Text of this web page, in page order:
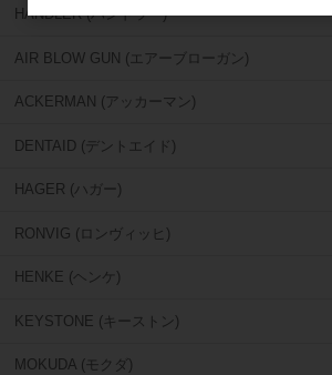
HANDLER (ハンドラー)
AIR BLOW GUN (エアーブローガン)
ACKERMAN (アッカーマン)
DENTAID (デントエイド)
HAGER (ハガー)
RONVIG (ロンヴィッヒ)
HENKE (ヘンケ)
KEYSTONE (キーストン)
MOKUDA (モクダ)